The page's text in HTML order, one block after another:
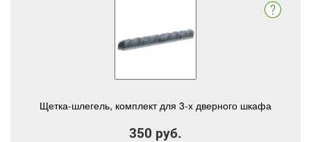
Щетка-шлегель, комплект для 3-х дверного шкафа
350 руб.